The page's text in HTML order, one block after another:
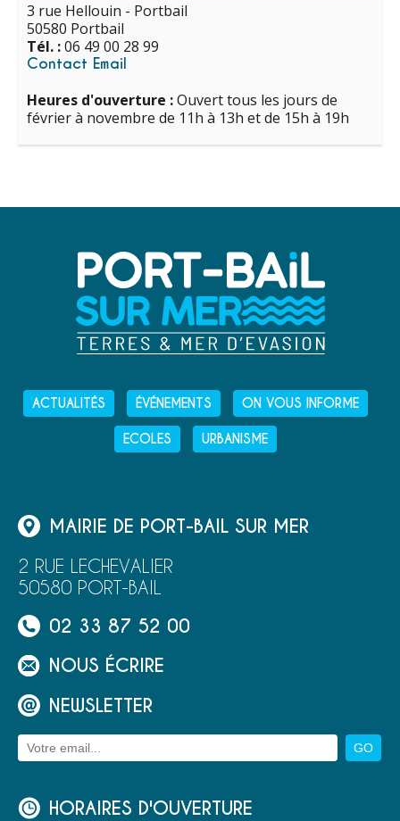
3 rue Hellouin - Portbail
50580 Portbail
Tél. :06 49 00 28 99
Contact Email
Heures d'ouverture :Ouvert tous les jours de
février à novembre de 11h à 13h et de 15h à 19h
ACTUALITÉS ÉVÉNEMENTS ON VOUS INFORME
ECOLES URBANISME
MAIRIE DE PORT-BAIL SUR MER
2 RUE LECHEVALIER
50580 PORT-BAIL
02 33 87 52 00
NOUS ÉCRIRE
NEWSLETTER
HORAIRES D'OUVERTURE